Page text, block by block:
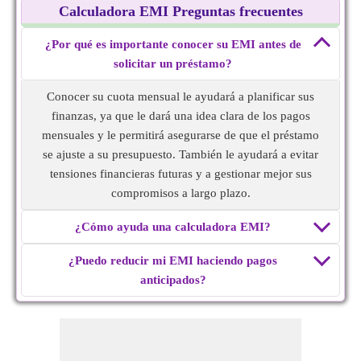
Calculadora EMI Preguntas frecuentes
¿Por qué es importante conocer su EMI antes de
solicitar un préstamo?
Conocer su cuota mensual le ayudará a planificar sus
finanzas, ya que le dará una idea clara de los pagos
mensuales y le permitirá asegurarse de que el préstamo
se ajuste a su presupuesto. También le ayudará a evitar
tensiones financieras futuras y a gestionar mejor sus
compromisos a largo plazo.
¿Cómo ayuda una calculadora EMI?
¿Puedo reducir mi EMI haciendo pagos
anticipados?